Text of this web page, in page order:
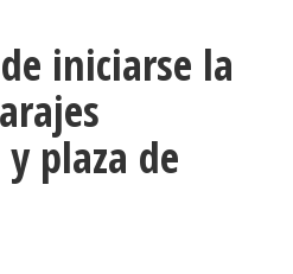
plaza de